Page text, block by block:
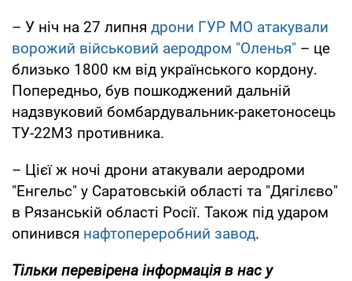
– У ніч на 27 липня дрони ГУР МО атакували
ворожий військовий аеродром "Оленья" – це
близько 1800 км від українського кордону.
Попередньо, був пошкоджений дальній
надзвуковий бомбардувальник-ракетоносець
ТУ-22М3 противника.
– Цієї ж ночі дрони атакували аеродроми
"Енгельс" у Саратовській області та "Дягілєво"
в Рязанській області Росії. Також під ударом
опинився нафтопереробний завод.
Тільки перевірена інформація в нас у